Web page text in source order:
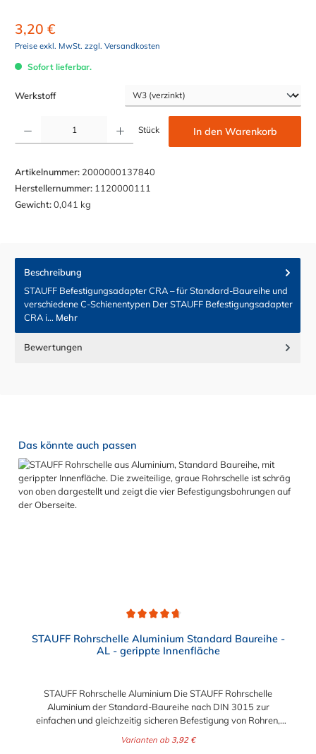
3,20 €
Preise exkl. MwSt. zzgl. Versandkosten
Sofort lieferbar.
Werkstoffauswählen
Produkt Anzahl: Gib den gewünschten Wert ein oder benutze die Schaltflächen um die Anzahl
Stück In den Warenkorb
Artikelnummer: 2000000137840
Herstellernummer: 1120000111
Gewicht:0,041 kg
Beschreibung
STAUFF Befestigungsadapter CRA – für Standard-Baureihe und
verschiedene C-Schienentypen Der STAUFF Befestigungsadapter
CRA i… Mehr
Bewertungen
Produktgalerie überspringen
Das könnte auch passen
STAUFF Rohrschelle Aluminium Standard Baureihe -
AL - gerippte Innenfläche
STAUFF Rohrschelle Aluminium Die STAUFF Rohrschelle
Aluminium der Standard-Baureihe nach DIN 3015 zur
einfachen und gleichzeitig sicheren Befestigung von Rohren,
der Rohrschelle Aluminium ist von 4 mm bis 76,1 mm wählbar.
Varianten ab 3,92 €